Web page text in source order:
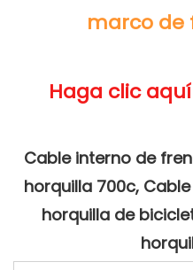
Cable interno de
horquilla 700c,
horquilla de